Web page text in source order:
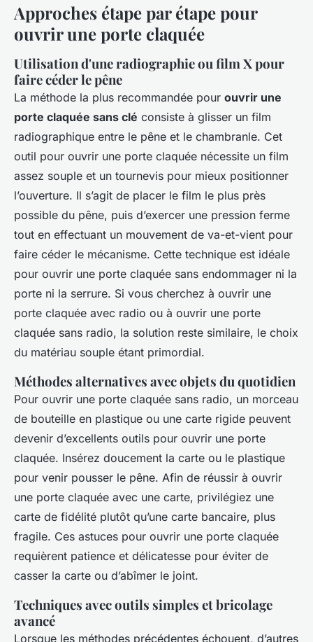
Approches étape par étape pour
ouvrir une porte claquée
Utilisation d'une radiographie ou film X pour
faire céder le pêne
La méthode la plus recommandée pour ouvrir une
porte claquée sans clé consiste à glisser un film
radiographique entre le pêne et le chambranle. Cet
outil pour ouvrir une porte claquée nécessite un film
assez souple et un tournevis pour mieux positionner
l’ouverture. Il s’agit de placer le film le plus près
possible du pêne, puis d’exercer une pression ferme
tout en effectuant un mouvement de va-et-vient pour
faire céder le mécanisme. Cette technique est idéale
pour ouvrir une porte claquée sans endommager ni la
porte ni la serrure. Si vous cherchez à ouvrir une
porte claquée avec radio ou à ouvrir une porte
claquée sans radio, la solution reste similaire, le choix
du matériau souple étant primordial.
Méthodes alternatives avec objets du quotidien
Pour ouvrir une porte claquée sans radio, un morceau
de bouteille en plastique ou une carte rigide peuvent
devenir d’excellents outils pour ouvrir une porte
claquée. Insérez doucement la carte ou le plastique
pour venir pousser le pêne. Afin de réussir à ouvrir
une porte claquée avec une carte, privilégiez une
carte de fidélité plutôt qu’une carte bancaire, plus
fragile. Ces astuces pour ouvrir une porte claquée
requièrent patience et délicatesse pour éviter de
casser la carte ou d’abîmer le joint.
Techniques avec outils simples et bricolage
avancé
Lorsque les méthodes précédentes échouent, d’autres